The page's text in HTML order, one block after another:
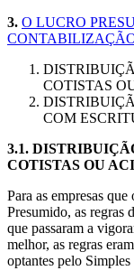
3. O LUCRO
COTISTAS
COM
3.1.
COTISTAS OU
Para as empresas
Presumido, as regras
que passaram a
melhor, as regras
optantes pelo